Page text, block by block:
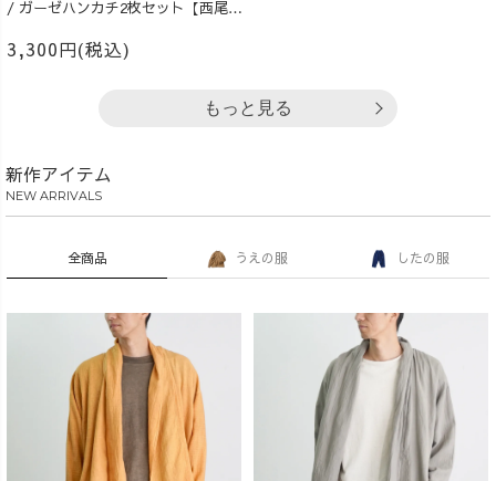
/ ガーゼハンカチ2枚セット【西尾の
3,300円(税込)
もっと見る
新作アイテム
NEW ARRIVALS
全商品 うえの服 したの服